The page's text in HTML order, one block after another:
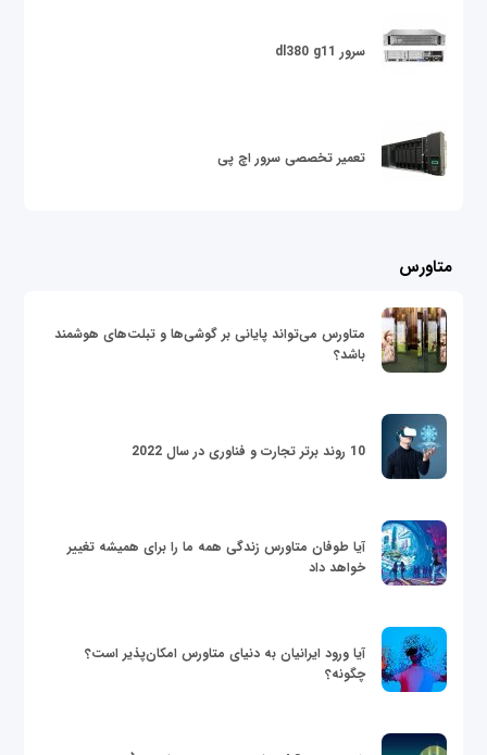
سرور dl380 g11
تعمیر تخصصی سرور اچ پی
متاورس
متاورس می‌تواند پایانی بر گوشی‌ها و تبلت‌های هوشمند
باشد؟
10 روند برتر تجارت و فناوری در سال 2022
آیا طوفان متاورس زندگی همه ما را برای همیشه تغییر
خواهد داد
آیا ورود ایرانیان به دنیای متاورس امکان‌پذیر است؟
چگونه؟